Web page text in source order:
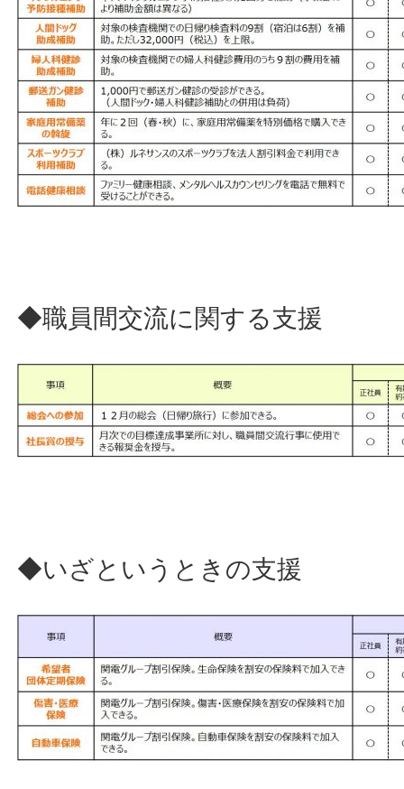
◆職員間交流に関する支援
◆いざというときの支援